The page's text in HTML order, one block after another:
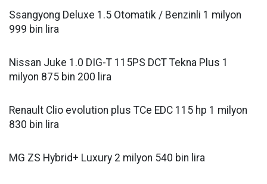
Ssangyong Deluxe 1.5 Otomatik / Benzinli 1 milyon
999 bin lira
Nissan Juke 1.0 DIG-T 115PS DCT Tekna Plus 1
milyon 875 bin 200 lira
Renault Clio evolution plus TCe EDC 115 hp 1 milyon
830 bin lira
MG ZS Hybrid+ Luxury 2 milyon 540 bin lira